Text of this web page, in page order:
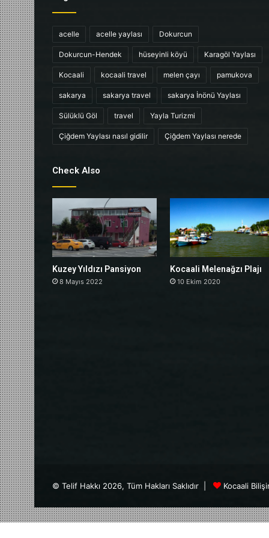
acelle acelle yaylası Dokurcun
Dokurcun-Hendek hüseyinli köyü Karagöl Yaylası
Kocaali kocaali travel melen çayı pamukova
sakarya sakarya travel sakarya İnönü Yaylası
Sülüklü Göl travel Yayla Turizmi
Çiğdem Yaylası nasıl gidilir Çiğdem Yaylası nerede
Check Also
Kuzey Yıldızı Pansiyon
8 Mayıs 2022
Kocaali Melenağzı Plajı
10 Ekim 2020
© Telif Hakkı 2026, Tüm Hakları Saklıdır | Kocaali